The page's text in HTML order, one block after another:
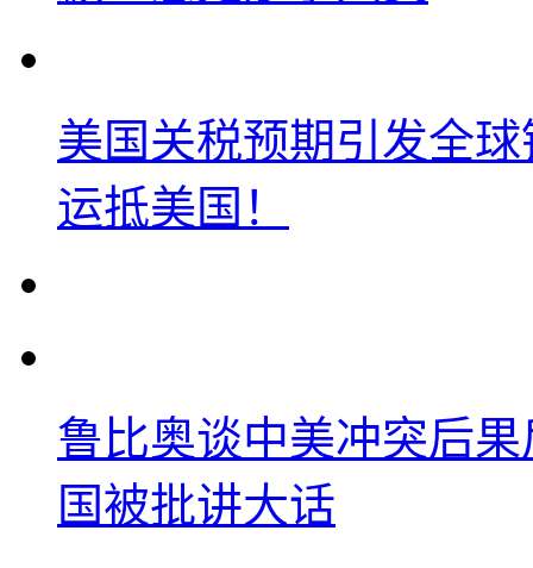
美国关税预期引发全
运抵美国！
鲁比奥谈中美冲突后
国被批讲大话